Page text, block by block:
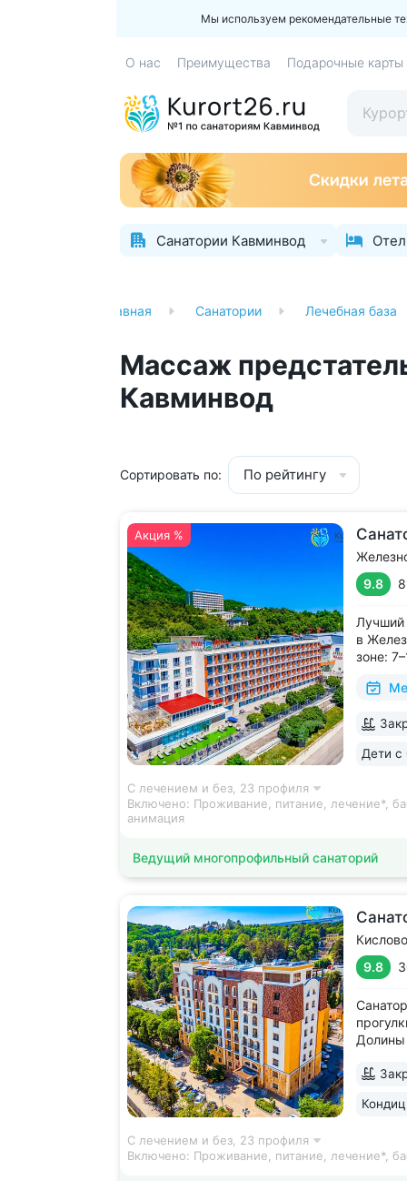
Мы используем рекомендательные
О нас Преимущества Подарочные карты
Санатории Кавминвод
Главная Санатории Лечебная база
Массаж
Кавминвод
Сортировать по: По рейтингу
Акция %
9.8
Лучший
в
зоне:
и
в
Дети с
С лечением и без, 23 профиля
Включено: Проживание, питание, лечение*,
анимация
Ведущий многопрофильный санаторий
9.8
Долины
С лечением и без, 23 профиля
Включено: Проживание, питание, лечение*,